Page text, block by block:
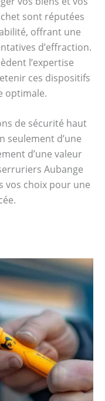
sont réputées
offrant une
d’effraction.
l’expertise
ces dispositifs
optimale.
de sécurité haut
seulement d’une
d’une valeur
Aubange
vos choix pour une